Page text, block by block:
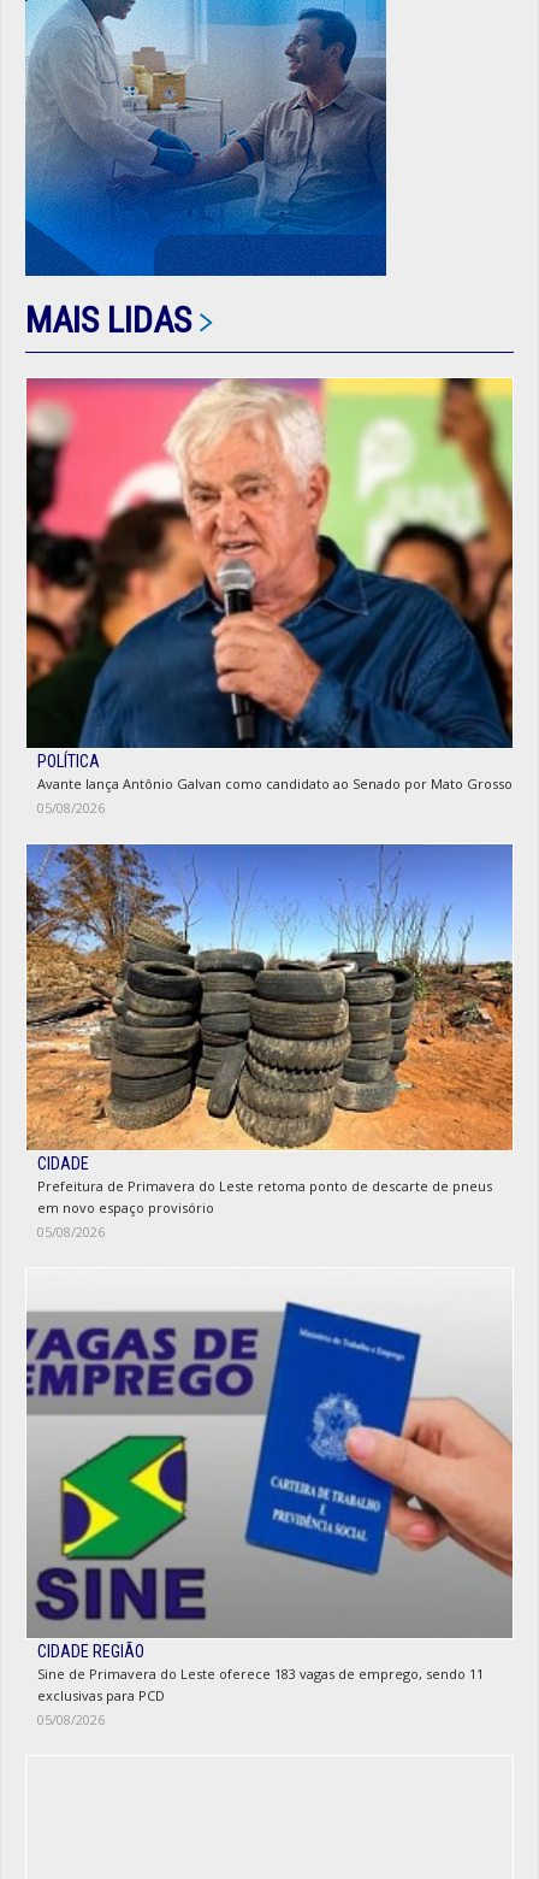
MAIS LIDAS
POLÍTICA
Avante lança Antônio Galvan como candidato ao Senado por Mato Grosso
05/08/2026
CIDADE
Prefeitura de Primavera do Leste retoma ponto de descarte de pneus
em novo espaço provisório
05/08/2026
CIDADE REGIÃO
Sine de Primavera do Leste oferece 183 vagas de emprego, sendo 11
exclusivas para PCD
05/08/2026